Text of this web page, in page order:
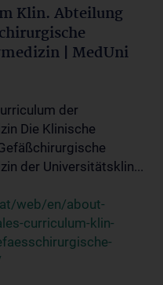
Klin. Abteilung
| MedUni
der
Die Klinische
der Universitätsklin...
web/en/about-
curriculum-klin-